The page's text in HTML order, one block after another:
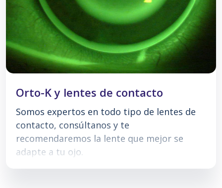
Orto-K y lentes de contacto
Somos expertos en todo tipo de lentes de
contacto, consúltanos y te
recomendaremos la lente que mejor se
adapte a tu ojo.